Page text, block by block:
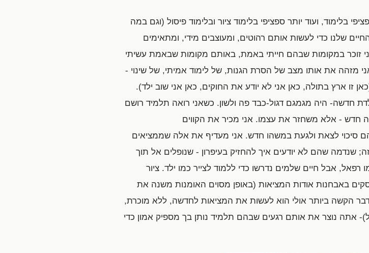
בלימוד, ועוד יותר ספציפי בלימוד ציור ובלימוד פיסול (וגם במה
שלנו כדי לעשות אותם רהוטים, ומעוצבים מידי, ומתאימים
זוכר במקומות שבהם חייתי באמת, באותם מקומות שבאמת עשיתי
מזהה את אותו מצב של הסרת הגנות, של לימוד אמיתי, של שינוי -
זו ארץ בתולה, כאן אני לא יודע את החוקים, כאן אני שוב ילד).
חדשה- היה מגמגם דגול-כבד פה ולשון. כשאני רואה תלמיד רושם
חדש - אלא משחזר את עצמו. אני מכיר את הקווים
לצאת ולגעת במשהו חדש. אני מעדיף את אלה שממציאים
שנדמה שהם לא יודעים איך להחזיק בעיפרון - שנופלים אל תוך
אמר שבגיל 16 כבר צייר כמו רפאל, אבל חיים שלמים נדרשו כדי ללמוד לצייר כמו ילד. ציור
באבחנות אודות המציאות (באופן מסוים האומנות משנה את
הקשה ביותר אולי הוא לעשות את המציאות לחדשה, ללא מוכרת,
אתה נוצר את אותם רגעים שבהם תלמיד נותן בך מספיק אמון כדי